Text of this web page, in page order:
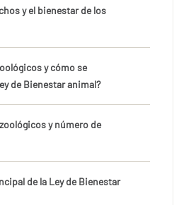
y el bienestar de los
y cómo se
de Bienestar animal?
y número de
de la Ley de Bienestar